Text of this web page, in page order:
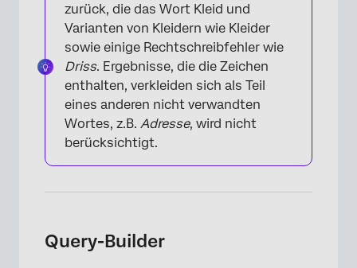
zurück, die das Wort Kleid und
Varianten von Kleidern wie Kleider
sowie einige Rechtschreibfehler wie
Driss. Ergebnisse, die die Zeichen
enthalten, verkleiden sich als Teil
eines anderen nicht verwandten
Wortes, z.B. Adresse, wird nicht
berücksichtigt.
Query-Builder